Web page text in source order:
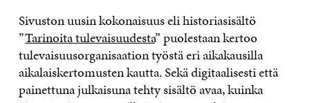
Sivuston uusin kokonaisuus eli historiasisältö
”Tarinoita tulevaisuudesta” puolestaan kertoo
tulevaisuusorganisaation työstä eri aikakausilla
aikalaiskertomusten kautta. Sekä digitaalisesti että
painettuna julkaisuna tehty sisältö avaa, kuinka